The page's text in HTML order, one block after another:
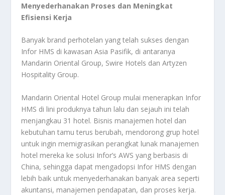
Menyederhanakan Proses dan Meningkat
Efisiensi Kerja
Banyak brand perhotelan yang telah sukses dengan
Infor HMS di kawasan Asia Pasifik, di antaranya
Mandarin Oriental Group, Swire Hotels dan Artyzen
Hospitality Group.
Mandarin Oriental Hotel Group mulai menerapkan Infor
HMS di lini produknya tahun lalu dan sejauh ini telah
menjangkau 31 hotel. Bisnis manajemen hotel dan
kebutuhan tamu terus berubah, mendorong grup hotel
untuk ingin memigrasikan perangkat lunak manajemen
hotel mereka ke solusi Infor’s AWS yang berbasis di
China, sehingga dapat mengadopsi Infor HMS dengan
lebih baik untuk menyederhanakan banyak area seperti
akuntansi, manajemen pendapatan, dan proses kerja.